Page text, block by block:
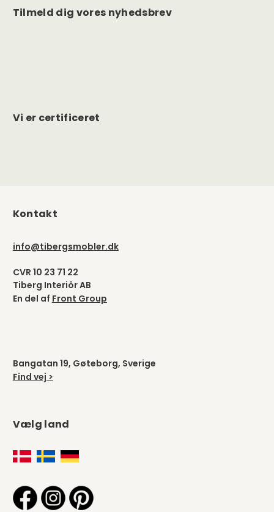
Tilmeld dig vores nyhedsbrev
Vi er certificeret
Kontakt
info@tibergsmobler.dk
CVR 10 23 71 22
Tiberg Interiör AB
En del af Front Group
Bangatan 19, Gøteborg, Sverige
Find vej >
Vælg land